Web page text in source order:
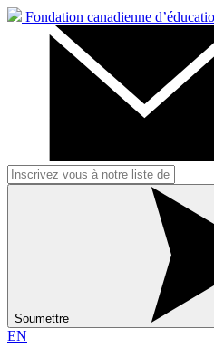
Fondation canadienne
Soumettre
EN